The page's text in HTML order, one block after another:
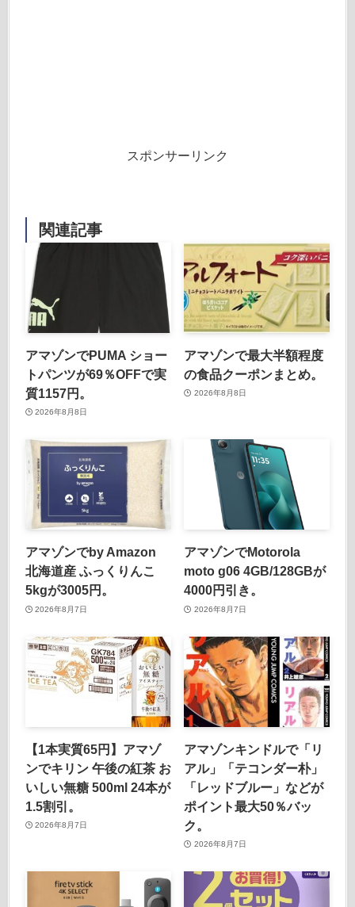
スポンサーリンク
関連記事
アマゾンでPUMA ショー
トパンツが69％OFFで実
質1157円。
2026年8月8日
アマゾンで最大半額程度
の食品クーポンまとめ。
2026年8月8日
アマゾンでby Amazon
北海道産 ふっくりんこ
5kgが3005円。
2026年8月7日
アマゾンでMotorola
moto g06 4GB/128GBが
4000円引き。
2026年8月7日
【1本実質65円】アマゾ
ンでキリン 午後の紅茶 お
いしい無糖 500ml 24本が
1.5割引。
2026年8月7日
アマゾンキンドルで「リ
アル」「テコンダー朴」
「レッドブルー」などが
ポイント最大50％バッ
ク。
2026年8月7日